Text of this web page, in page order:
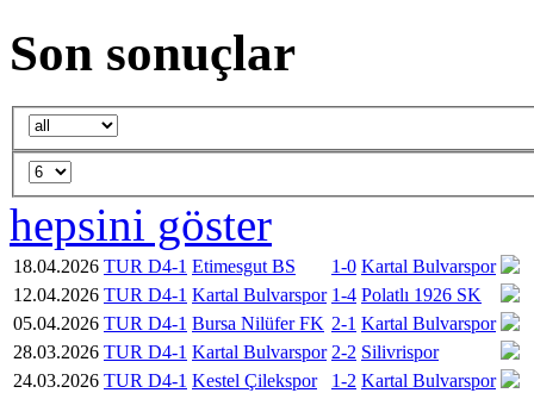
Son sonuçlar
hepsini göster
18.04.2026 TUR D4-1 Etimesgut BS 1-0 Kartal Bulvarspor
12.04.2026 TUR D4-1 Kartal Bulvarspor 1-4 Polatlı 1926 SK
05.04.2026 TUR D4-1 Bursa Nilüfer FK 2-1 Kartal Bulvarspor
28.03.2026 TUR D4-1 Kartal Bulvarspor 2-2 Silivrispor
24.03.2026 TUR D4-1 Kestel Çilekspor 1-2 Kartal Bulvarspor